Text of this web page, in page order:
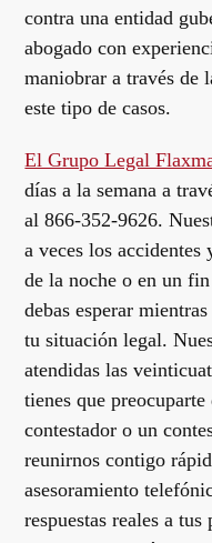
contra una entidad
abogado con
maniobrar a través de
este tipo de casos.
El Grupo Legal
días a la semana a
al 866-352-9626.
a veces los
de la noche o en un
debas esperar
tu situación legal.
atendidas las
tienes que
contestador o un
reunirnos contigo
asesoramiento
respuestas reales a